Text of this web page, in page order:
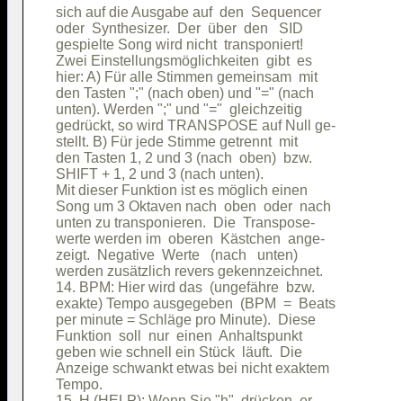
sich auf die Ausgabe auf  den  Sequencer
oder  Synthesizer.  Der  über  den   SID
gespielte Song wird nicht  transponiert!
Zwei Einstellungsmöglichkeiten  gibt  es
hier: A) Für alle Stimmen gemeinsam  mit
den Tasten ";" (nach oben) und "=" (nach
unten). Werden ";" und "="  gleichzeitig
gedrückt, so wird TRANSPOSE auf Null ge-
stellt. B) Für jede Stimme getrennt  mit
den Tasten 1, 2 und 3 (nach  oben)  bzw.
SHIFT + 1, 2 und 3 (nach unten).
Mit dieser Funktion ist es möglich einen
Song um 3 Oktaven nach  oben  oder  nach
unten zu transponieren.  Die  Transpose-
werte werden im  oberen  Kästchen  ange-
zeigt.  Negative  Werte   (nach   unten)
werden zusätzlich revers gekennzeichnet.
14. BPM: Hier wird das  (ungefähre  bzw.
exakte) Tempo ausgegeben  (BPM  =  Beats
per minute = Schläge pro Minute).  Diese
Funktion  soll  nur  einen  Anhaltspunkt
geben wie schnell ein Stück  läuft.  Die
Anzeige schwankt etwas bei nicht exaktem
Tempo.